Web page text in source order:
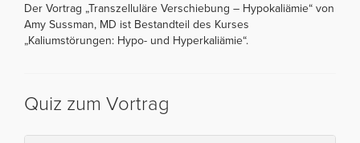
Der Vortrag „Transzelluläre Verschiebung – Hypokaliämie“ von
Amy Sussman, MD ist Bestandteil des Kurses
„Kaliumstörungen: Hypo- und Hyperkaliämie“.
Quiz zum Vortrag